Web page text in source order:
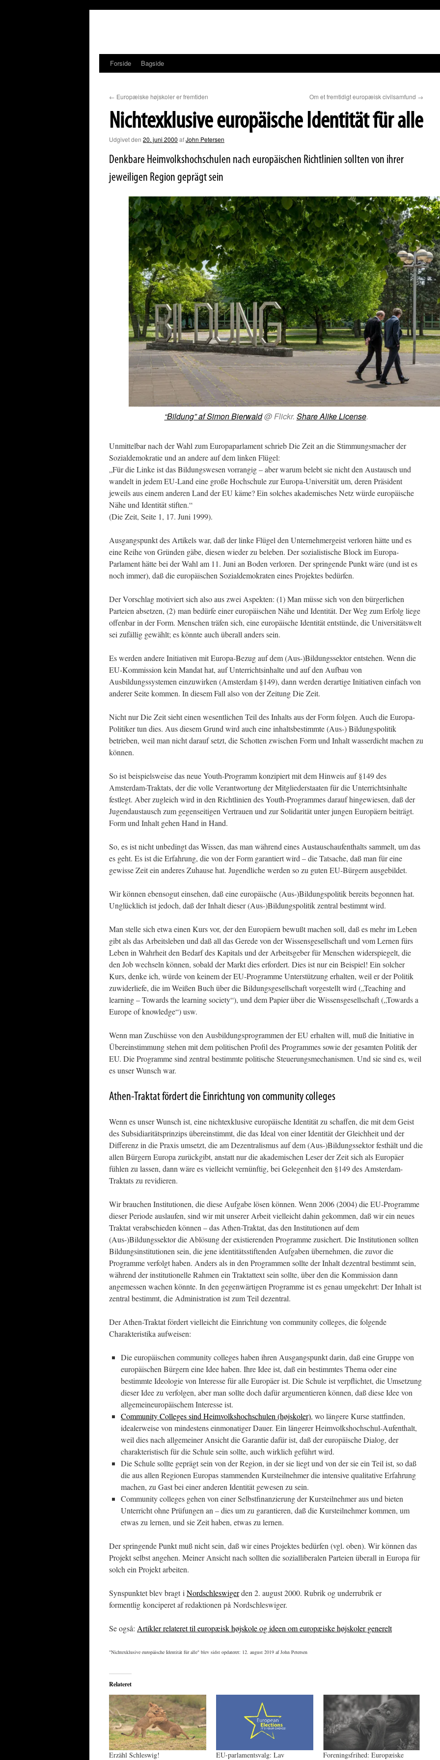
Forside Bagside
← Europæiske højskoler er fremtiden Om et fremtidigt europæisk civilsamfund →
Nichtexklusive europäische Identität für alle
Udgivet den 20. juni 2000 afJohn Petersen
Denkbare Heimvolkshochschulen nach europäischen Richtlinien sollten von ihrer
jeweiligen Region geprägt sein
“Bildung” af Simon Bierwald@ Flickr. Share Alike License.
Unmittelbar nach der Wahl zum Europaparlament schrieb Die Zeit an die Stimmungsmacher der
Sozialdemokratie und an andere auf dem linken Flügel:
„Für die Linke ist das Bildungswesen vorrangig – aber warum belebt sie nicht den Austausch und
wandelt in jedem EU-Land eine große Hochschule zur Europa-Universität um, deren Präsident
jeweils aus einem anderen Land der EU käme? Ein solches akademisches Netz würde europäische
Nähe und Identität stiften.“
(Die Zeit, Seite 1, 17. Juni 1999).
Ausgangspunkt des Artikels war, daß der linke Flügel den Unternehmergeist verloren hätte und es
eine Reihe von Gründen gäbe, diesen wieder zu beleben. Der sozialistische Block im Europa-
Parlament hätte bei der Wahl am 11. Juni an Boden verloren. Der springende Punkt wäre (und ist es
noch immer), daß die europäischen Sozialdemokraten eines Projektes bedürfen.
Der Vorschlag motiviert sich also aus zwei Aspekten: (1) Man müsse sich von den bürgerlichen
Parteien absetzen, (2) man bedürfe einer europäischen Nähe und Identität. Der Weg zum Erfolg liege
offenbar in der Form. Menschen träfen sich, eine europäische Identität entstünde, die Universitätswelt
sei zufällig gewählt; es könnte auch überall anders sein.
Es werden andere Initiativen mit Europa-Bezug auf dem (Aus-)Bildungssektor entstehen. Wenn die
EU-Kommission kein Mandat hat, auf Unterrichtsinhalte und auf den Aufbau von
Ausbildungssystemen einzuwirken (Amsterdam §149), dann werden derartige Initiativen einfach von
anderer Seite kommen. In diesem Fall also von der Zeitung Die Zeit.
Nicht nur Die Zeit sieht einen wesentlichen Teil des Inhalts aus der Form folgen. Auch die Europa-
Politiker tun dies. Aus diesem Grund wird auch eine inhaltsbestimmte (Aus-) Bildungspolitik
betrieben, weil man nicht darauf setzt, die Schotten zwischen Form und Inhalt wasserdicht machen zu
können.
So ist beispielsweise das neue Youth-Programm konzipiert mit dem Hinweis auf §149 des
Amsterdam-Traktats, der die volle Verantwortung der Mitgliederstaaten für die Unterrichtsinhalte
festlegt. Aber zugleich wird in den Richtlinien des Youth-Programmes darauf hingewiesen, daß der
Jugendaustausch zum gegenseitigen Vertrauen und zur Solidarität unter jungen Europäern beiträgt.
Form und Inhalt gehen Hand in Hand.
So, es ist nicht unbedingt das Wissen, das man während eines Austauschaufenthalts sammelt, um das
es geht. Es ist die Erfahrung, die von der Form garantiert wird – die Tatsache, daß man für eine
gewisse Zeit ein anderes Zuhause hat. Jugendliche werden so zu guten EU-Bürgern ausgebildet.
Wir können ebensogut einsehen, daß eine europäische (Aus-)Bildungspolitik bereits begonnen hat.
Unglücklich ist jedoch, daß der Inhalt dieser (Aus-)Bildungspolitik zentral bestimmt wird.
Man stelle sich etwa einen Kurs vor, der den Europäern bewußt machen soll, daß es mehr im Leben
gibt als das Arbeitsleben und daß all das Gerede von der Wissensgesellschaft und vom Lernen fürs
Leben in Wahrheit den Bedarf des Kapitals und der Arbeitsgeber für Menschen widerspiegelt, die
den Job wechseln können, sobald der Markt dies erfordert. Dies ist nur ein Beispiel! Ein solcher
Kurs, denke ich, würde von keinem der EU-Programme Unterstützung erhalten, weil er der Politik
zuwiderliefe, die im Weißen Buch über die Bildungsgesellschaft vorgestellt wird („Teaching and
learning – Towards the learning society“), und dem Papier über die Wissensgesellschaft („Towards a
Europe of knowledge“) usw.
Wenn man Zuschüsse von den Ausbildungsprogrammen der EU erhalten will, muß die Initiative in
Übereinstimmung stehen mit dem politischen Profil des Programmes sowie der gesamten Politik der
EU. Die Programme sind zentral bestimmte politische Steuerungsmechanismen. Und sie sind es, weil
es unser Wunsch war.
Athen-Traktat fördert die Einrichtung von community colleges
Wenn es unser Wunsch ist, eine nichtexklusive europäische Identität zu schaffen, die mit dem Geist
des Subsidiaritätsprinzips übereinstimmt, die das Ideal von einer Identität der Gleichheit und der
Differenz in die Praxis umsetzt, die am Dezentralismus auf dem (Aus-)Bildungssektor festhält und die
allen Bürgern Europa zurückgibt, anstatt nur die akademischen Leser der Zeit sich als Europäer
fühlen zu lassen, dann wäre es vielleicht vernünftig, bei Gelegenheit den §149 des Amsterdam-
Traktats zu revidieren.
Wir brauchen Institutionen, die diese Aufgabe lösen können. Wenn 2006 (2004) die EU-Programme
dieser Periode auslaufen, sind wir mit unserer Arbeit vielleicht dahin gekommen, daß wir ein neues
Traktat verabschieden können – das Athen-Traktat, das den Institutionen auf dem
(Aus-)Bildungssektor die Ablösung der existierenden Programme zusichert. Die Institutionen sollten
Bildungsinstitutionen sein, die jene identitätsstiftenden Aufgaben übernehmen, die zuvor die
Programme verfolgt haben. Anders als in den Programmen sollte der Inhalt dezentral bestimmt sein,
während der institutionelle Rahmen ein Traktattext sein sollte, über den die Kommission dann
angemessen wachen könnte. In den gegenwärtigen Programme ist es genau umgekehrt: Der Inhalt ist
zentral bestimmt, die Administration ist zum Teil dezentral.
Der Athen-Traktat fördert vielleicht die Einrichtung von community colleges, die folgende
Charakteristika aufweisen:
Die europäischen community colleges haben ihren Ausgangspunkt darin, daß eine Gruppe von
europäischen Bürgern eine Idee haben. Ihre Idee ist, daß ein bestimmtes Thema oder eine
bestimmte Ideologie von Interesse für alle Europäer ist. Die Schule ist verpflichtet, die Umsetzung
dieser Idee zu verfolgen, aber man sollte doch dafür argumentieren können, daß diese Idee von
allgemeineuropäischem Interesse ist.
Community Colleges sind Heimvolkshochschulen (højskoler), wo längere Kurse stattfinden,
idealerweise von mindestens einmonatiger Dauer. Ein längerer Heimvolkshochschul-Aufenthalt,
weil dies nach allgemeiner Ansicht die Garantie dafür ist, daß der europäische Dialog, der
charakteristisch für die Schule sein sollte, auch wirklich geführt wird.
Die Schule sollte geprägt sein von der Region, in der sie liegt und von der sie ein Teil ist, so daß
die aus allen Regionen Europas stammenden Kursteilnehmer die intensive qualitative Erfahrung
machen, zu Gast bei einer anderen Identität gewesen zu sein.
Community colleges gehen von einer Selbstfinanzierung der Kursteilnehmer aus und bieten
Unterricht ohne Prüfungen an – dies um zu garantieren, daß die Kursteilnehmer kommen, um
etwas zu lernen, und sie Zeit haben, etwas zu lernen.
Der springende Punkt muß nicht sein, daß wir eines Projektes bedürfen (vgl. oben). Wir können das
Projekt selbst angehen. Meiner Ansicht nach sollten die sozialliberalen Parteien überall in Europa für
solch ein Projekt arbeiten.
Synspunktet blev bragt i Nordschleswigerden 2. august 2000. Rubrik og underrubrik er
formentlig konciperet af redaktionen på Nordschleswiger.
Se også: Artikler relateret til europæisk højskole og ideen om europæiske højskoler generelt
"Nichtexklusive europäische Identität für alle" blev sidst opdateret: 12. august 2019 afJohn Petersen
Relateret
Erzähl Schleswig! EU-parlamentsvalg: Lav Foreningsfrihed: Europæiske